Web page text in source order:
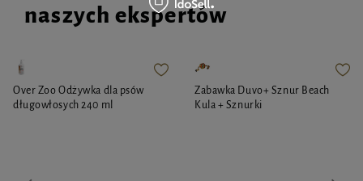
naszych ekspertów
Over Zoo Odżywka dla psów
długowłosych 240 ml
Zabawka Duvo+ Sznur Beach
Kula + Sznurki